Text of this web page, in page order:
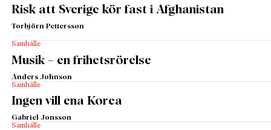
Risk att Sverige kör fast i Afghanistan
Torbjörn Pettersson
Samhälle
Musik – en frihetsrörelse
Anders Johnson
Samhälle
Ingen vill ena Korea
Gabriel Jonsson
Samhälle